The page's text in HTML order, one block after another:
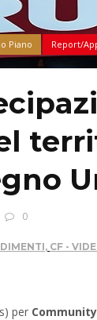
Piano Report/
0
, CF -
per